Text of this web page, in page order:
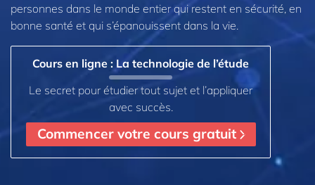
personnes dans le monde entier qui restent en sécurité, en
bonne santé et qui s’épanouissent dans la vie.
Cours en ligne : La technologie de l’étude
Le secret pour étudier tout sujet et l’appliquer
avec succès.
Commencer votre cours gratuit